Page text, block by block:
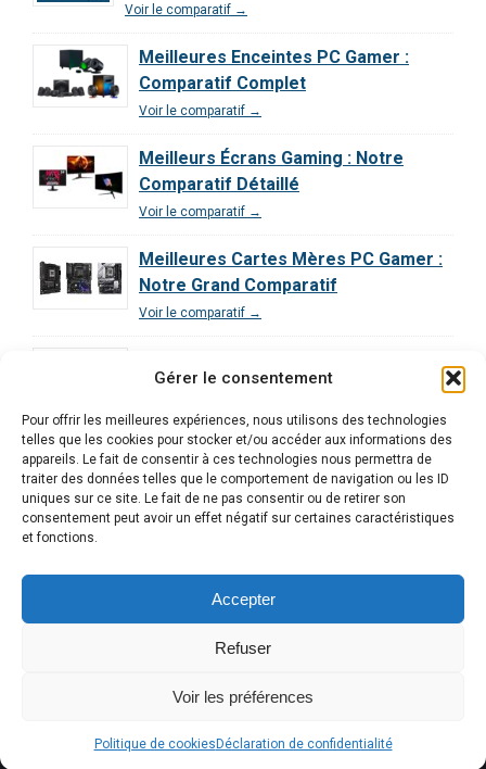
Gérer le consentement
Pour offrir les meilleures expériences, nous utilisons des technologies
telles que les cookies pour stocker et/ou accéder aux informations des
appareils. Le fait de consentir à ces technologies nous permettra de
traiter des données telles que le comportement de navigation ou les ID
uniques sur ce site. Le fait de ne pas consentir ou de retirer son
consentement peut avoir un effet négatif sur certaines caractéristiques
et fonctions.
Accepter
Refuser
Voir les préférences
Politique de cookies Déclaration de confidentialité
Voir le comparatif →
Meilleures Enceintes PC Gamer :
Comparatif Complet
Voir le comparatif →
Meilleurs Écrans Gaming : Notre
Comparatif Détaillé
Voir le comparatif →
Meilleures Cartes Mères PC Gamer :
Notre Grand Comparatif
Voir le comparatif →
Gaming : Guide Ultime
Voir le comparatif →
Comparatif Exclusif | Les 3 Meilleurs
PC Gamer Décryptés
Voir le comparatif →
Informations